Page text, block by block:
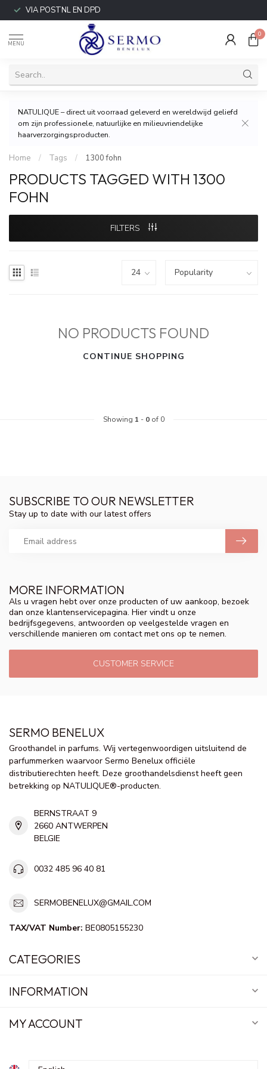
VIA POSTNL EN DPD
MENU
0
NATULIQUE – direct uit voorraad geleverd en wereldwijd geliefd
om zijn professionele, natuurlijke en milieuvriendelijke
haarverzorgingsproducten.
Home / Tags / 1300 fohn
PRODUCTS TAGGED WITH 1300
FOHN
FILTERS
NO PRODUCTS FOUND
CONTINUE SHOPPING
Showing 1 - 0of 0
MORE INFORMATION
Als u vragen hebt over onze producten of uw aankoop, bezoek
dan onze klantenservicepagina. Hier vindt u onze
bedrijfsgegevens, antwoorden op veelgestelde vragen en
verschillende manieren om contact met ons op te nemen.
CUSTOMER SERVICE
SUBSCRIBE TO OUR NEWSLETTER
Stay up to date with our latest offers
SERMO BENELUX
Groothandel in parfums. Wij vertegenwoordigen uitsluitend de
parfummerken waarvoor Sermo Benelux officiële
distributierechten heeft. Deze groothandelsdienst heeft geen
betrekking op NATULIQUE®-producten.
BERNSTRAAT 9
2660 ANTWERPEN
BELGIE
0032 485 96 40 81
SERMOBENELUX@GMAIL.COM
TAX/VAT Number: BE0805155230
CATEGORIES
INFORMATION
MY ACCOUNT